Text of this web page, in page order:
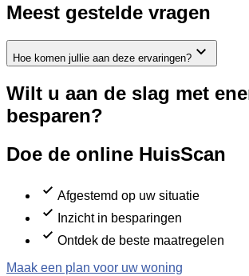
Meest gestelde vragen
Hoe komen jullie aan deze ervaringen?
Wilt u aan de slag met
besparen?
Doe de online HuisScan
Afgestemd op uw situatie
Inzicht in besparingen
Ontdek de beste maatregelen
Maak een plan voor uw woning